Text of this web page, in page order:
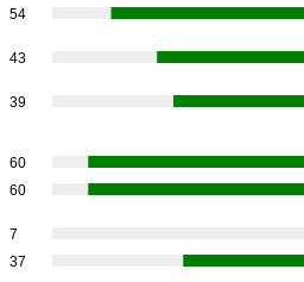
54
43
39
60
60
7
37